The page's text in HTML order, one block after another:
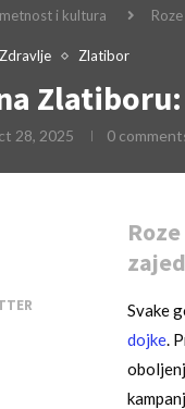
i kultura
Zdravlje Zlatibor
28, 2025 0
Svake
dojke.